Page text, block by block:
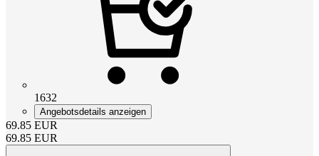
1632
Angebotsdetails anzeigen
69.85 EUR
69.85 EUR